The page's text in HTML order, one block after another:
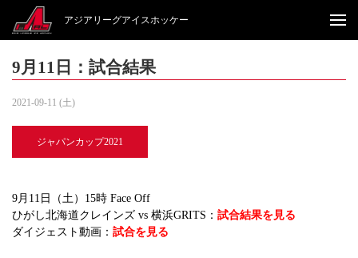
アジアリーグアイスホッケー
9月11日：試合結果
2021-09-11 (土)
ジャパンカップ2021
9月11日（土）15時 Face Off
ひがし北海道クレインズ vs 横浜GRITS： 試合結果を見る
ダイジェスト動画： 試合を見る